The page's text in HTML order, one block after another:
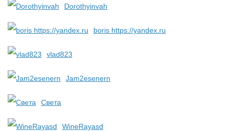
Dorothyinvah
boris https://yandex.ru
vlad823
Jam2esenern
Света
WineRayasd